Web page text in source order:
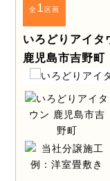
全1区画
いろどりアイタ
鹿児島市吉野町